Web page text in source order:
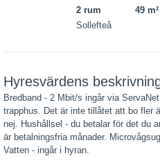
2 rum 49 m2
Sollefteå
Hyresvärdens
Bredband - 2 Mbit/s ingår via
trapphus. Det är inte tillåtet att bo fler
nej. Hushållsel - du betalar för det du
är betalningsfria månader.
Vatten - ingår i hyran.